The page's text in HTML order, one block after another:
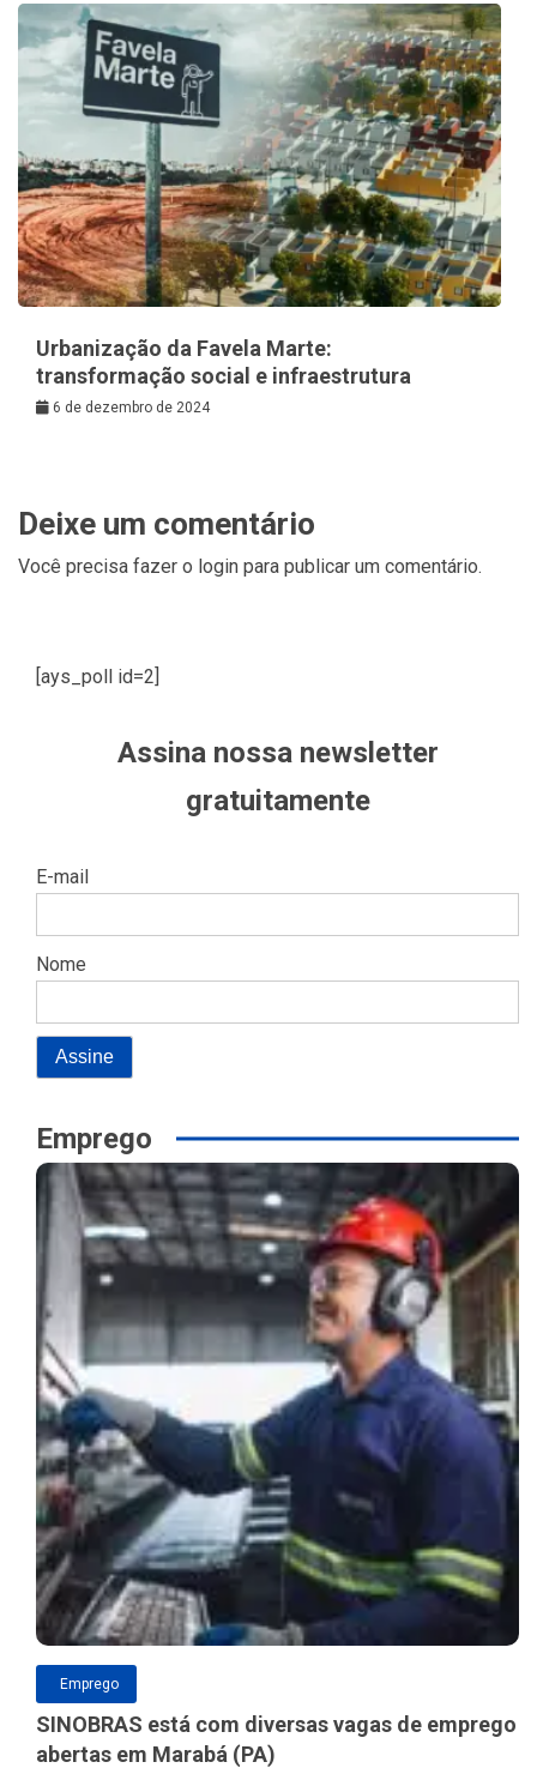
Urbanização da Favela Marte:
transformação social e infraestrutura
6 de dezembro de 2024
Deixe um comentário
Você precisa fazer o login para publicar um comentário.
[ays_poll id=2]
Assina nossa newsletter
gratuitamente
E-mail
Nome
Emprego
Emprego
SINOBRAS está com diversas vagas de emprego
abertas em Marabá (PA)